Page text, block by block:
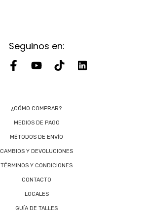
Seguinos en:
¿CÓMO COMPRAR?
MEDIOS DE PAGO
MÉTODOS DE ENVÍO
CAMBIOS Y DEVOLUCIONES
TÉRMINOS Y CONDICIONES
CONTACTO
LOCALES
GUÍA DE TALLES